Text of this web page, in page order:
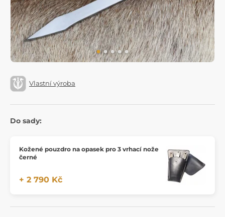
Vlastní výroba
Do sady:
Kožené pouzdro na opasek pro 3 vrhací nože
černé
+ 2 790 Kč